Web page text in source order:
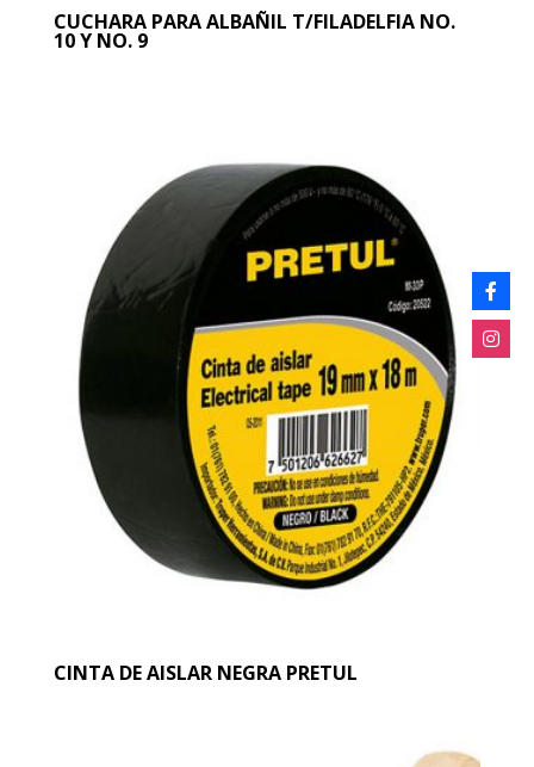
CUCHARA PARA ALBAÑIL T/FILADELFIA NO.
10 Y NO. 9
CINTA DE AISLAR NEGRA PRETUL